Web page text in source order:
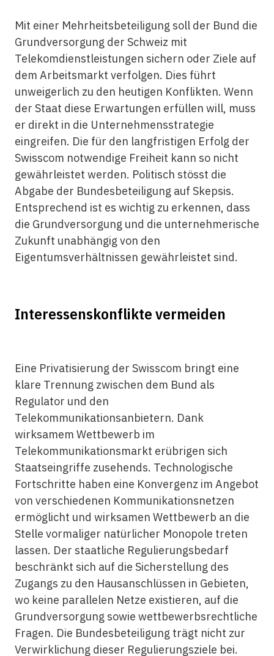
Mit einer Mehrheitsbeteiligung soll der Bund die
Grundversorgung der Schweiz mit
Telekomdienstleistungen sichern oder Ziele auf
dem Arbeitsmarkt verfolgen. Dies führt
unweigerlich zu den heutigen Konflikten. Wenn
der Staat diese Erwartungen erfüllen will, muss
er direkt in die Unternehmensstrategie
eingreifen. Die für den langfristigen Erfolg der
Swisscom notwendige Freiheit kann so nicht
gewährleistet werden. Politisch stösst die
Abgabe der Bundesbeteiligung auf Skepsis.
Entsprechend ist es wichtig zu erkennen, dass
die Grundversorgung und die unternehmerische
Zukunft unabhängig von den
Eigentumsverhältnissen gewährleistet sind.
Interessenskonflikte vermeiden
Eine Privatisierung der Swisscom bringt eine
klare Trennung zwischen dem Bund als
Regulator und den
Telekommunikationsanbietern. Dank
wirksamem Wettbewerb im
Telekommunikationsmarkt erübrigen sich
Staatseingriffe zusehends. Technologische
Fortschritte haben eine Konvergenz im Angebot
von verschiedenen Kommunikationsnetzen
ermöglicht und wirksamen Wettbewerb an die
Stelle vormaliger natürlicher Monopole treten
lassen. Der staatliche Regulierungsbedarf
beschränkt sich auf die Sicherstellung des
Zugangs zu den Hausanschlüssen in Gebieten,
wo keine parallelen Netze existieren, auf die
Grundversorgung sowie wettbewerbsrechtliche
Fragen. Die Bundesbeteiligung trägt nicht zur
Verwirklichung dieser Regulierungsziele bei.